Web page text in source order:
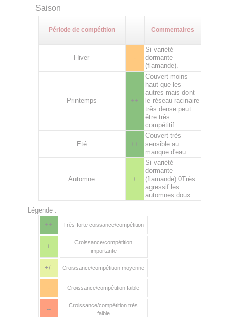
Saison
Période de compétition Commentaires
Hiver -
Si variété
dormante
(flamande).
Printemps ++
Couvert moins
haut que les
autres mais dont
le réseau racinaire
très dense peut
être très
compétitif.
Eté ++
Couvert très
sensible au
manque d'eau.
Automne +
Si variété
dormante
(flamande).0Très
agressif les
automnes doux.
Légende :
++
Très forte coissance/compétition
+
Croissance/compétition
importante
+/- Croissance/compétition moyenne
- Croissance/compétition faible
--
Croissance/compétition très
faible